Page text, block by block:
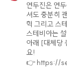
연두진은 연
셔도 충분히
헉 그리고 스
스테비아는
아래 [대체당
요!
👉 https://